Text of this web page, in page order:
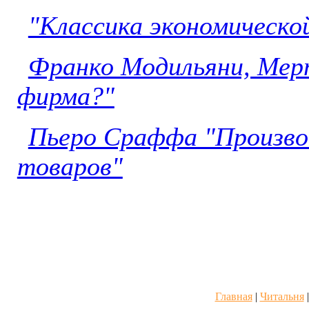
"Классика
Франко Модильяни,
фирма?"
Пьеро Сраффа
товаров"
Главная| Читальня